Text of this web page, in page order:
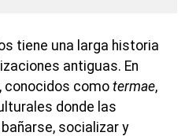
tiene una larga historia
antiguas. En
conocidos como termae,
donde las
socializar y